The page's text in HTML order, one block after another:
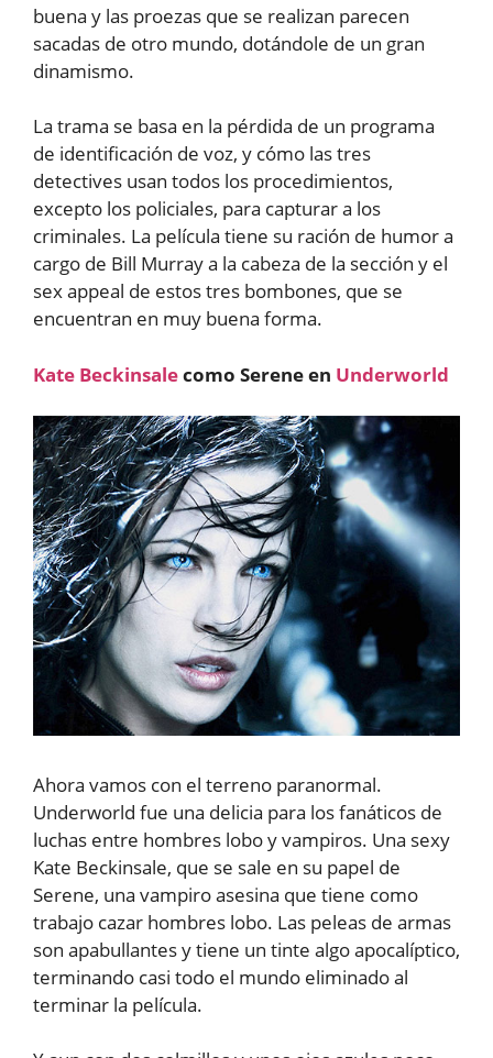
buena y las proezas que se realizan parecen
sacadas de otro mundo, dotándole de un gran
dinamismo.
La trama se basa en la pérdida de un programa
de identificación de voz, y cómo las tres
detectives usan todos los procedimientos,
excepto los policiales, para capturar a los
criminales. La película tiene su ración de humor a
cargo de Bill Murray a la cabeza de la sección y el
sex appeal de estos tres bombones, que se
encuentran en muy buena forma.
Kate Beckinsalecomo Serene en Underworld
Ahora vamos con el terreno paranormal.
Underworld fue una delicia para los fanáticos de
luchas entre hombres lobo y vampiros. Una sexy
Kate Beckinsale, que se sale en su papel de
Serene, una vampiro asesina que tiene como
trabajo cazar hombres lobo. Las peleas de armas
son apabullantes y tiene un tinte algo apocalíptico,
terminando casi todo el mundo eliminado al
terminar la película.